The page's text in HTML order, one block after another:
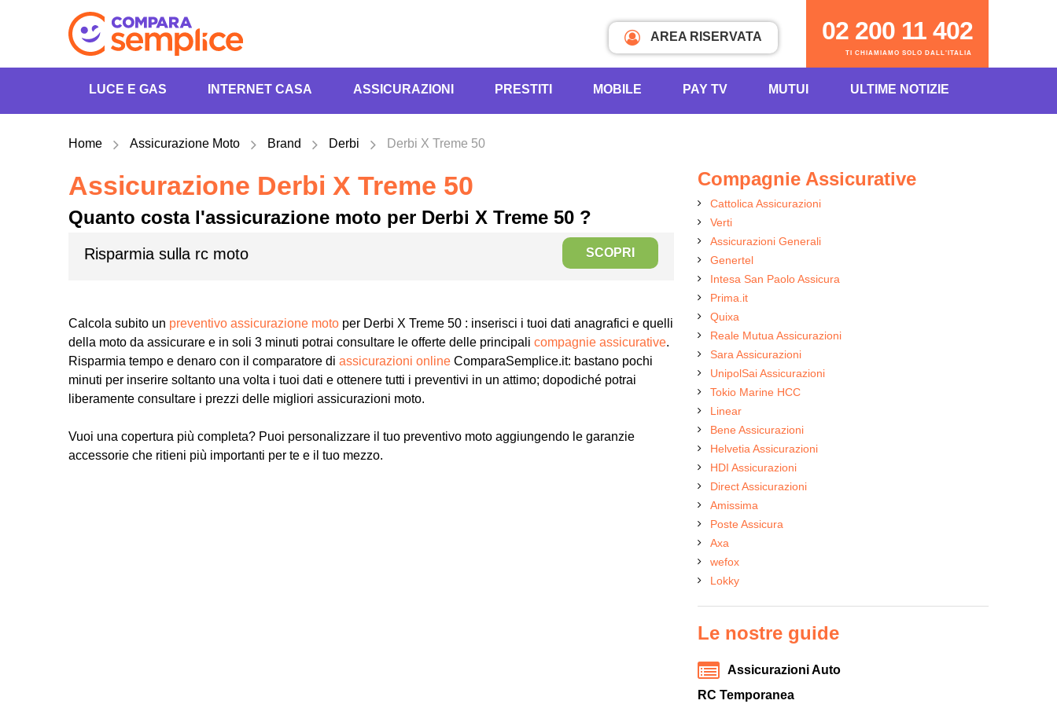
TI CHIAMIAMO SOLO DALL'ITALIA
02 200 11 402
AREA RISERVATA
LUCE E GAS INTERNET CASA ASSICURAZIONI PRESTITI MOBILE PAY TV MUTUI ULTIME NOTIZIE
Home Assicurazione Moto Brand Derbi Derbi X Treme 50
Assicurazione Derbi X Treme 50
Quanto costa l'assicurazione moto per Derbi X Treme 50 ?
Risparmia sulla rc moto SCOPRI
Calcola subito un preventivo assicurazione moto per Derbi X Treme 50 : inserisci i tuoi dati anagrafici e quelli
della moto da assicurare e in soli 3 minuti potrai consultare le offerte delle principali compagnie assicurative.
Risparmia tempo e denaro con il comparatore di assicurazioni online ComparaSemplice.it: bastano pochi
minuti per inserire soltanto una volta i tuoi dati e ottenere tutti i preventivi in un attimo; dopodiché potrai
liberamente consultare i prezzi delle migliori assicurazioni moto.
Vuoi una copertura più completa? Puoi personalizzare il tuo preventivo moto aggiungendo le garanzie
accessorie che ritieni più importanti per te e il tuo mezzo.
Compagnie Assicurative
Cattolica Assicurazioni
Verti
Assicurazioni Generali
Genertel
Intesa San Paolo Assicura
Prima.it
Quixa
Reale Mutua Assicurazioni
Sara Assicurazioni
UnipolSai Assicurazioni
Tokio Marine HCC
Linear
Bene Assicurazioni
Helvetia Assicurazioni
HDI Assicurazioni
Direct Assicurazioni
Amissima
Poste Assicura
Axa
wefox
Lokky
Le nostre guide
Assicurazioni Auto
RC Temporanea